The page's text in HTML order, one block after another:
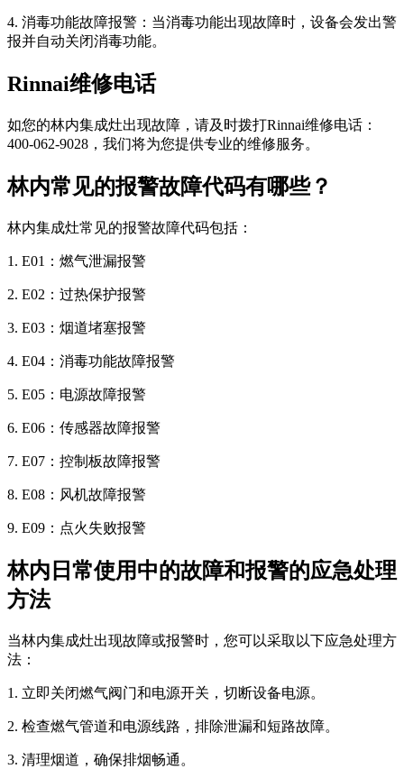
4. 消毒功能故障报警：当消毒功能出现故障时，设备会发出警
报并自动关闭消毒功能。
Rinnai维修电话
如您的林内集成灶出现故障，请及时拨打Rinnai维修电话：
400-062-9028，我们将为您提供专业的维修服务。
林内常见的报警故障代码有哪些？
林内集成灶常见的报警故障代码包括：
1. E01：燃气泄漏报警
2. E02：过热保护报警
3. E03：烟道堵塞报警
4. E04：消毒功能故障报警
5. E05：电源故障报警
6. E06：传感器故障报警
7. E07：控制板故障报警
8. E08：风机故障报警
9. E09：点火失败报警
林内日常使用中的故障和报警的应急处理
方法
当林内集成灶出现故障或报警时，您可以采取以下应急处理方
法：
1. 立即关闭燃气阀门和电源开关，切断设备电源。
2. 检查燃气管道和电源线路，排除泄漏和短路故障。
3. 清理烟道，确保排烟畅通。